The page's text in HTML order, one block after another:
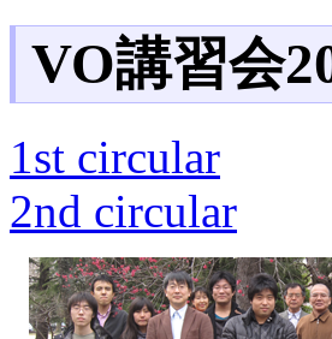
VO講習会
1st circular
2nd circular